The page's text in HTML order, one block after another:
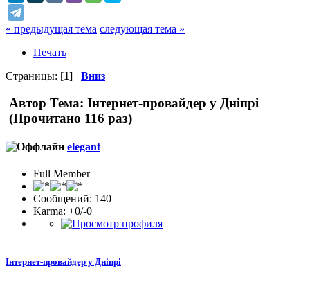
« предыдущая тема следующая тема »
Печать
Страницы: [1] Вниз
Автор Тема: Інтернет-провайдер у Дніпрі
(Прочитано 116 раз)
elegant
Full Member
Сообщений: 140
Karma: +0/-0
Інтернет-провайдер у Дніпрі